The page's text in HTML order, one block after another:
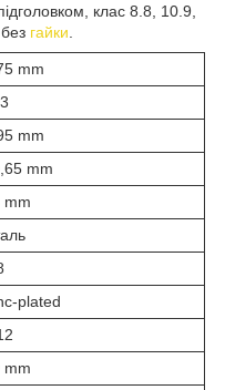
клас 8.8, 10.9,
гайки
mm
mm
mm
mm
plated
mm